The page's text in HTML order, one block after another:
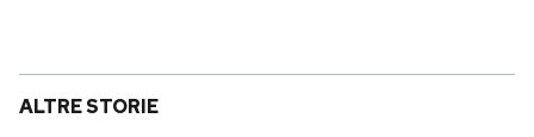
ALTRE STORIE